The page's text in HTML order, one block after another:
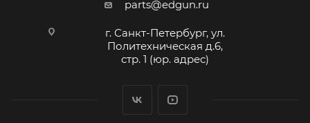
parts@edgun.ru
г. Санкт-Петербург, ул.
Политехническая д.6,
стр. 1 (юр. адрес)